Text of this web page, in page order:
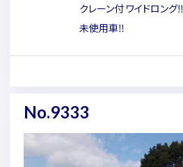
クレーン付 ワイドロング‼
未使用車‼
No.9333